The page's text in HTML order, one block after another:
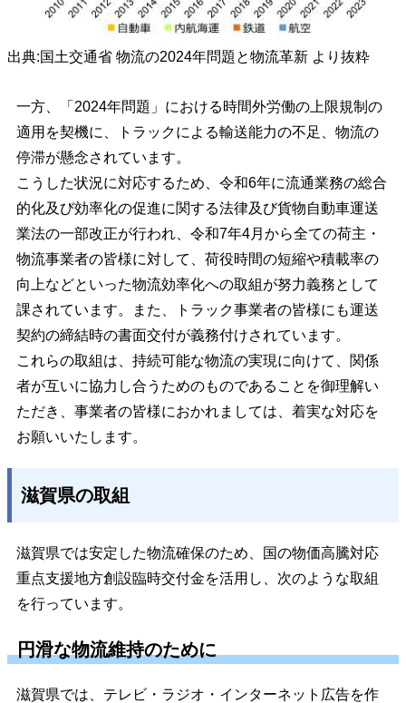
出典:国土交通省 物流の2024年問題と物流革新 より抜粋
一方、「2024年問題」における時間外労働の上限規制の
適用を契機に、トラックによる輸送能力の不足、物流の
停滞が懸念されています。
こうした状況に対応するため、令和6年に流通業務の総合
的化及び効率化の促進に関する法律及び貨物自動車運送
業法の一部改正が行われ、令和7年4月から全ての荷主・
物流事業者の皆様に対して、荷役時間の短縮や積載率の
向上などといった物流効率化への取組が努力義務として
課されています。また、トラック事業者の皆様にも運送
契約の締結時の書面交付が義務付けされています。
これらの取組は、持続可能な物流の実現に向けて、関係
者が互いに協力し合うためのものであることを御理解い
ただき、事業者の皆様におかれましては、着実な対応を
お願いいたします。
滋賀県の取組
滋賀県では安定した物流確保のため、国の物価高騰対応
重点支援地方創設臨時交付金を活用し、次のような取組
を行っています。
円滑な物流維持のために
滋賀県では、テレビ・ラジオ・インターネット広告を作